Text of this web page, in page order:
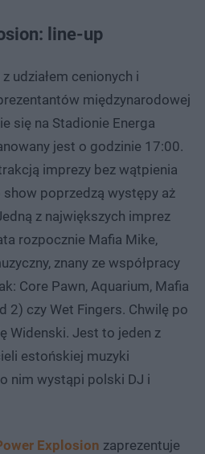
line-up
udziałem cenionych i
międzynarodowej
się na Stadionie Energa
jest o godzinie 17:00.
imprezy bez wątpienia
poprzedzą występy aż
z największych imprez
rozpocznie Mafia Mike,
znany ze współpracy
Core Pawn, Aquarium, Mafia
2) czy Wet Fingers. Chwilę po
Widenski. Jest to jeden z
estońskiej muzyki
nim wystąpi polski DJ i
Explosion zaprezentuje